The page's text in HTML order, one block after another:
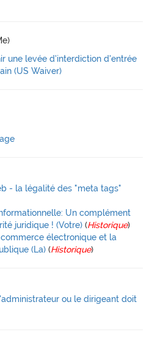
une levée d'interdiction d'entrée
(US Waiver)
- la légalité des "meta tags"
Un complément
juridique ! (Votre) (Historique)
électronique et la
(La) (Historique)
ou le dirigeant doit